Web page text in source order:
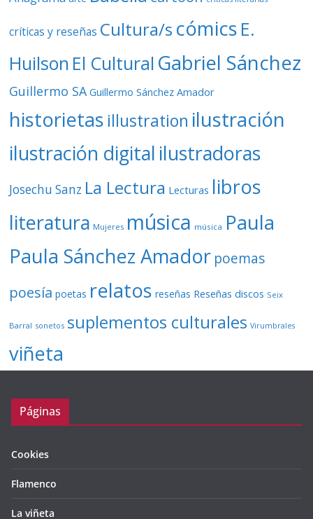
críticas y reseñas Cultura/s cómics E.
Huilson El Cultural Gabriel Sánchez
Guillermo SA Guillermo Sánchez Amador
historietas illustration ilustración
ilustración digital ilustradoras
Josechu Sanz La Lectura Lecturas libros
literatura Mujeres música música Paula
Paula Sánchez Amador poemas
poesía poetas relatos reseñas Reseñas discos Seix
Barral sonetos suplementos culturales Virumbrales
viñeta
Páginas
Cookies
Flamenco
La viñeta